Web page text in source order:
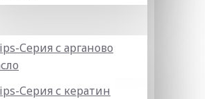
Серия с арганово
Серия с кератин